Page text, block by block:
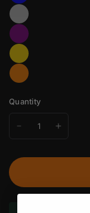
Quantity